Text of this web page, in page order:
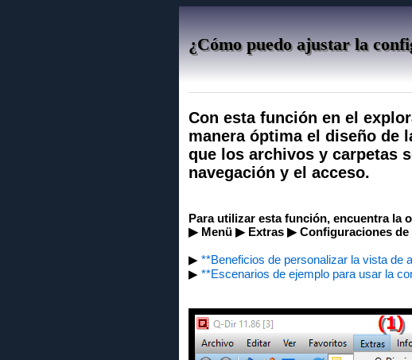
¿Cómo puedo ajustar la
Con esta función en el
manera óptima el diseño de
que los archivos y carpetas
navegación y el acceso.
Para utilizar esta función, encuentra la
▶ Menü ▶ Extras ▶ Configuraciones de
▶ **Beneficios de personalizar la vista de
▶ **Escenarios de ejemplo para usar la